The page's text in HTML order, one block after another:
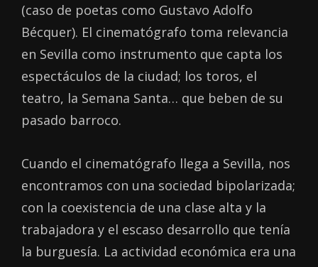
(caso de poetas como Gustavo Adolfo
Bécquer). El cinematógrafo toma relevancia
en Sevilla como instrumento que capta los
espectáculos de la ciudad; los toros, el
teatro, la Semana Santa… que beben de su
pasado barroco.
Cuando el cinematógrafo llega a Sevilla, nos
encontramos con una sociedad bipolarizada;
con la coexistencia de una clase alta y la
trabajadora y el escaso desarrollo que tenía
la burguesía. La actividad económica era una